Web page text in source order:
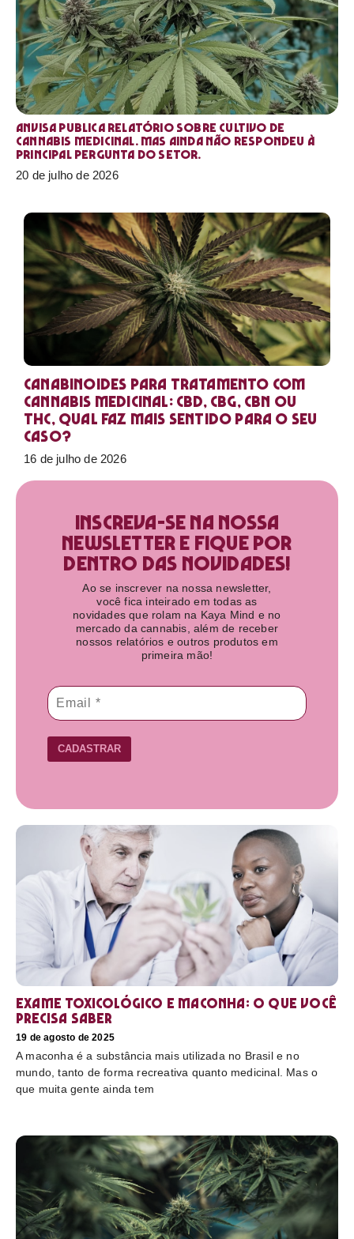
Anvisa publica relatório sobre cultivo de
Cannabis medicinal. Mas ainda não respondeu à
principal pergunta do setor.
20 de julho de 2026
Canabinoides para tratamento com
cannabis medicinal: CBD, CBG, CBN ou
THC, qual faz mais sentido para o seu
caso?
16 de julho de 2026
Inscreva-se na nossa
newsletter e fique por
dentro das novidades!​
Ao se inscrever na nossa newsletter,
você fica inteirado em todas as
novidades que rolam na Kaya Mind e no
mercado da cannabis, além de receber
nossos relatórios e outros produtos em
primeira mão!
CADASTRAR
Exame toxicológico e maconha: o que você
precisa saber
19 de agosto de 2025
A maconha é a substância mais utilizada no Brasil e no
mundo, tanto de forma recreativa quanto medicinal. Mas o
que muita gente ainda tem